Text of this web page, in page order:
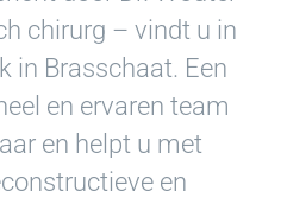
chirurg – vindt u in
in Brasschaat. Een
en ervaren team
en helpt u met
en